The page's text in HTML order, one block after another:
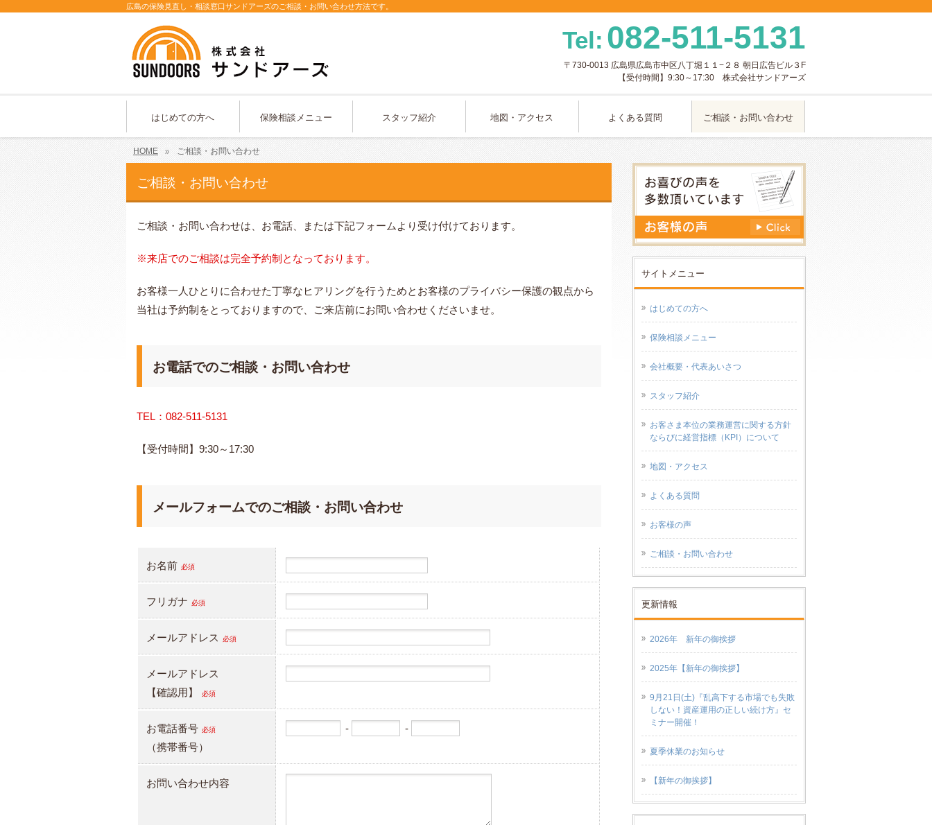
広島の保険見直し・相談窓口サンドアーズのご相談・お問い合わせ方法です。
Tel: 082-511-5131
〒730-0013 広島県広島市中区八丁堀１１−２８ 朝日広告ビル３F
【受付時間】9:30～17:30 株式会社サンドアーズ
はじめての方へ 保険相談メニュー スタッフ紹介 地図・アクセス よくある質問 ご相談・お問い合わせ
HOME ご相談・お問い合わせ
ご相談・お問い合わせ
ご相談・お問い合わせは、お電話、または下記フォームより受け付けております。
※来店でのご相談は完全予約制となっております。
お客様一人ひとりに合わせた丁寧なヒアリングを行うためとお客様のプライバシー保護の観点から
当社は予約制をとっておりますので、ご来店前にお問い合わせくださいませ。
お電話でのご相談・お問い合わせ
TEL：082-511-5131
【受付時間】9:30～17:30
メールフォームでのご相談・お問い合わせ
お名前 必須
フリガナ 必須
メールアドレス 必須
メールアドレス
【確認用】
必須
お電話番号 必須
（携帯番号）
- -
お問い合わせ内容
サイトメニュー
はじめての方へ
保険相談メニュー
会社概要・代表あいさつ
スタッフ紹介
お客さま本位の業務運営に関する方針
ならびに経営指標（KPI）について
地図・アクセス
よくある質問
お客様の声
ご相談・お問い合わせ
更新情報
2026年 新年の御挨拶
2025年【新年の御挨拶】
9月21日(土)『乱高下する市場でも失敗
しない！資産運用の正しい続け方』セ
ミナー開催！
夏季休業のお知らせ
【新年の御挨拶】